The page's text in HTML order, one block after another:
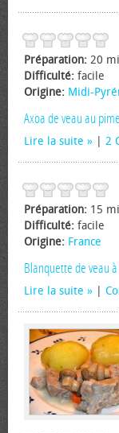
Préparation: 20
Difficulté: facile
Origine: Midi-
Axoa de veau au
Lire la suite 2
Préparation: 15
Difficulté: facile
Origine: France
Blanquette de veau
Lire la suite